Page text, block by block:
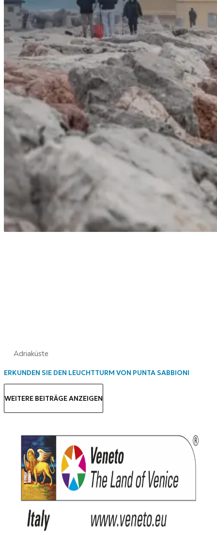
Adriaküste
ERKUNDEN SIE DEN LEUCHTTURM VON PUNTA SABBIONI
WEITERE BEITRÄGE ANZEIGEN